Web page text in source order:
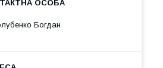
Богдан